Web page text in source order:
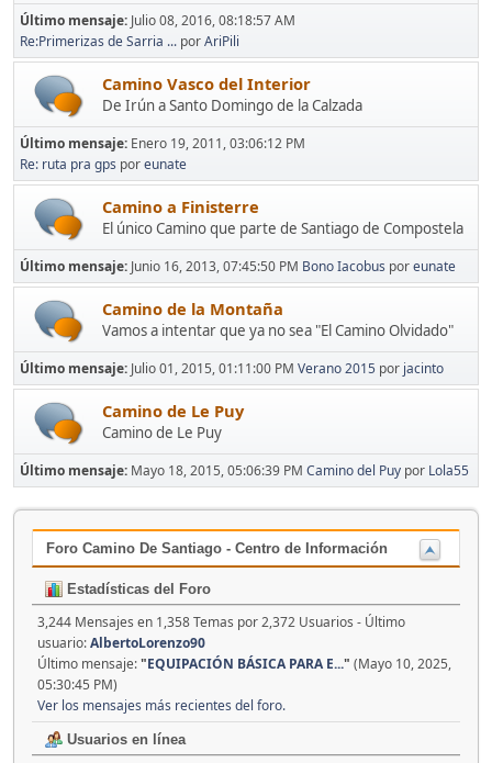
Último mensaje: Julio 08, 2016, 08:18:57 AM
Re:Primerizas de Sarria ... porAriPili
Camino Vasco del Interior
De Irún a Santo Domingo de la Calzada
Último mensaje: Enero 19, 2011, 03:06:12 PM
Re: ruta pra gps poreunate
Camino a Finisterre
El único Camino que parte de Santiago de Compostela
Último mensaje: Junio 16, 2013, 07:45:50 PM Bono Iacobus poreunate
Camino de la Montaña
Vamos a intentar que ya no sea "El Camino Olvidado"
Último mensaje: Julio 01, 2015, 01:11:00 PM Verano 2015 por jacinto
Camino de Le Puy
Camino de Le Puy
Último mensaje: Mayo 18, 2015, 05:06:39 PM Camino del Puy por Lola55
Foro Camino De Santiago - Centro de Información
Estadísticas del Foro
3,244 Mensajes en 1,358 Temas por 2,372 Usuarios - Último
usuario:AlbertoLorenzo90
Último mensaje:"EQUIPACIÓN BÁSICA PARA E..." (Mayo 10, 2025,
05:30:45 PM)
Ver los mensajes más recientes del foro.
Usuarios en línea